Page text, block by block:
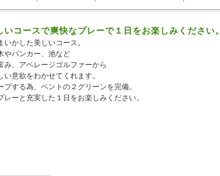
コースで爽快なプレーで１日をお楽しみください。
かした美しいコース。
やバンカー、池など
、アベレージゴルファーから
意欲をわかせてくれます。
する為、ベントの２グリーンを完備。
ーと充実した１日をお楽しみください。